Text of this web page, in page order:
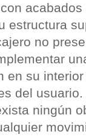
estructura
no
en su
del
ningún